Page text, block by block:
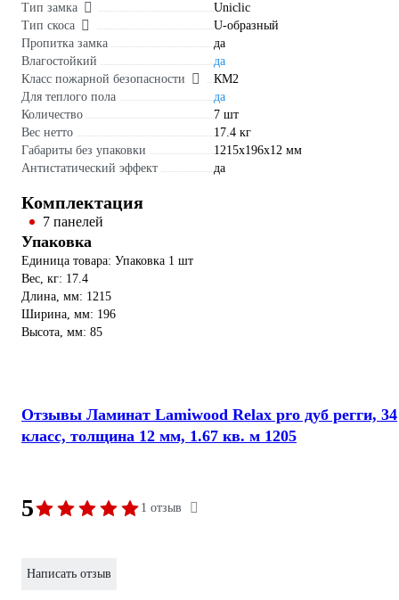
Тип замка
Uniclic
Тип скоса
U-образный
Пропитка замка
да
Влагостойкий
да
Класс пожарной безопасности
КМ2
Для теплого пола
да
Количество
7 шт
Вес нетто
17.4 кг
Габариты без упаковки
1215x196x12 мм
Антистатический эффект
да
Комплектация
7 панелей
Упаковка
Единица товара: Упаковка 1 шт
Вес, кг: 17.4
Длина, мм: 1215
Ширина, мм: 196
Высота, мм: 85
Отзывы Ламинат Lamiwood Relax pro дуб регги, 34
класс, толщина 12 мм, 1.67 кв. м 1205
5 1 отзыв
Написать отзыв